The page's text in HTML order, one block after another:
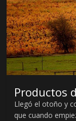
Productos
Llegó el otoño y
que cuando